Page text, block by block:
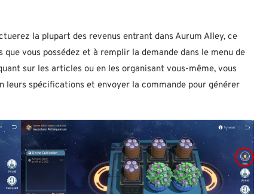
la plupart des revenus entrant dans Aurum Alley, ce
vous possédez et à remplir la demande dans le menu de
sur les articles ou en les organisant vous-même, vous
leurs spécifications et envoyer la commande pour générer